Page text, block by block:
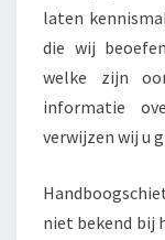
laten
die wij
welke zijn
informatie
verwijzen wij u
niet bekend bij